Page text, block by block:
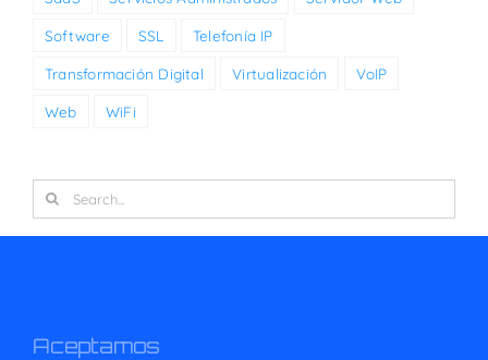
Software SSL Telefonía IP
Transformación Digital Virtualización VoIP
Web WiFi
Search
for:
Aceptamos